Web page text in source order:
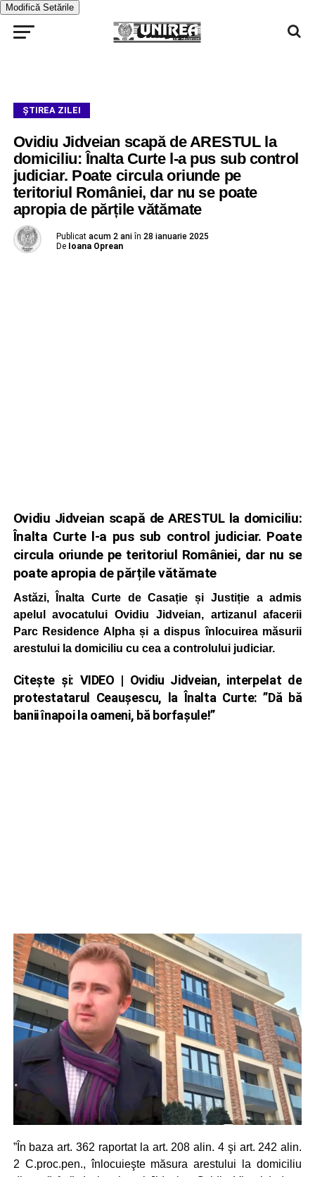
Modifică Setările
ŞTIREA ZILEI
Ovidiu Jidveian scapă de ARESTUL la
domiciliu: Înalta Curte l-a pus sub control
judiciar. Poate circula oriunde pe
teritoriul României, dar nu se poate
apropia de părțile vătămate
Publicat acum 2 ani în 28 ianuarie 2025
De Ioana Oprean
Ovidiu Jidveian scapă de ARESTUL la domiciliu:
Înalta Curte l-a pus sub control judiciar. Poate
circula oriunde pe teritoriul României, dar nu se
poate apropia de părțile vătămate
Astăzi, Înalta Curte de Casație și Justiție a admis
apelul avocatului Ovidiu Jidveian, artizanul afacerii
Parc Residence Alpha și a dispus înlocuirea măsurii
arestului la domiciliu cu cea a controlului judiciar.
Citește și: VIDEO | Ovidiu Jidveian, interpelat de
protestatarul Ceaușescu, la Înalta Curte: ”Dă bă
banii înapoi la oameni, bă borfașule!”
”În baza art. 362 raportat la art. 208 alin. 4 şi art. 242 alin.
2 C.proc.pen., înlocuieşte măsura arestului la domiciliu